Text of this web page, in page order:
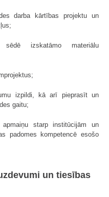
darba kārtības projektu un
izskatāmo materiālu
izpildi, kā arī pieprasīt un
gaitu;
starp institūcijām un
padomes kompetencē esošo
un tiesības